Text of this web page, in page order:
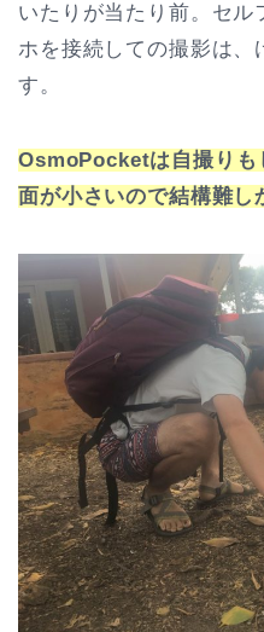
いたりが当たり前。セル
ホを接続しての撮影は
す。
OsmoPocketは自撮りも
面が小さいので結構難し